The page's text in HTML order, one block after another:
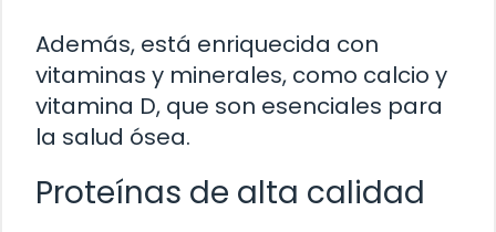
Además, está enriquecida con
vitaminas y minerales, como calcio y
vitamina D, que son esenciales para
la salud ósea.
Proteínas de alta calidad